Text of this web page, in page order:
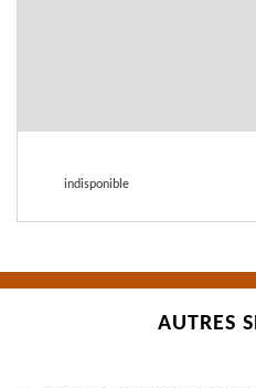
indisponible
AUTRES